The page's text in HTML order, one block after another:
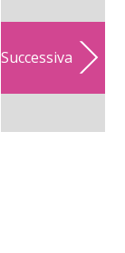
Successiva